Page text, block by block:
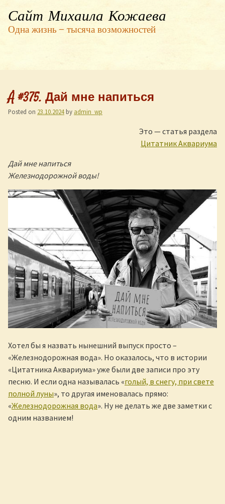
Сайт Михаила Кожаева
Одна жизнь — тысяча возможностей
Å #375. Дай мне напиться
Posted on 23.10.2024 by admin_wp
Это — статья раздела
Цитатник Аквариума
Дай мне напиться
Железнодорожной воды!
Хотел бы я назвать нынешний выпуск просто –
«Железнодорожная вода». Но оказалось, что в истории
«Цитатника Аквариума» уже были две записи про эту
песню. И если одна называлась «голый, в снегу, при свете
полной луны», то другая именовалась прямо:
«Железнодорожная вода». Ну не делать же две заметки с
одним названием!